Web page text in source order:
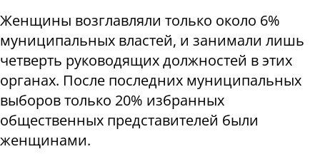
Женщины возглавляли только около 6%
муниципальных властей, и занимали лишь
четверть руководящих должностей в этих
органах. После последних муниципальных
выборов только 20% избранных
общественных представителей были
женщинами.